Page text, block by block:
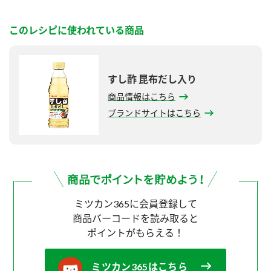
このレシピに使われている商品
すし酢 昆布だし入り
商品情報はこちら
ブランドサイトはこちら
ミツカン365に会員登録して
商品バーコードを読み取ると
ポイントがもらえる！
ミツカン365はこちら